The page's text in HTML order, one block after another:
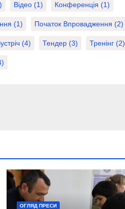
Відео (1) Конференція (1)
(1) Початок Впровадження (2)
(4) Тендер (3) Тренінг (2)
ОГЛЯД ПРЕСИ